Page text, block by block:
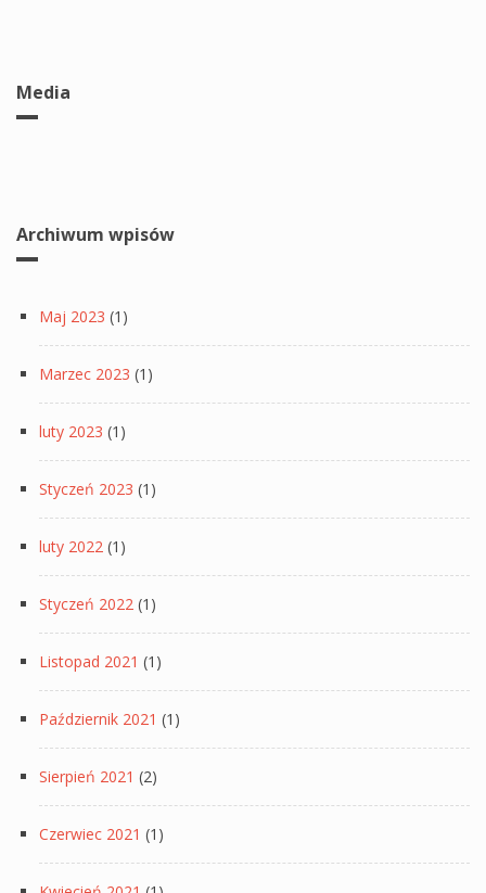
Media
Archiwum wpisów
Maj 2023 (1)
Marzec 2023 (1)
luty 2023 (1)
Styczeń 2023 (1)
luty 2022 (1)
Styczeń 2022 (1)
Listopad 2021 (1)
Październik 2021 (1)
Sierpień 2021 (2)
Czerwiec 2021 (1)